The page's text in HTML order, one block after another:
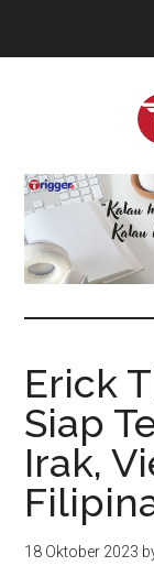
Terkini
Erick
Siap
Irak,
18 Oktober 2023